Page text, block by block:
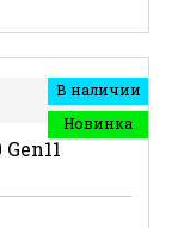
В наличии
Новинка